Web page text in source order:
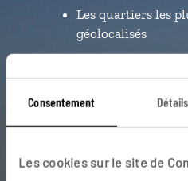
Consentement Détails
Les cookies sur le site de
Les quartiers les
géolocalisés
vous-même